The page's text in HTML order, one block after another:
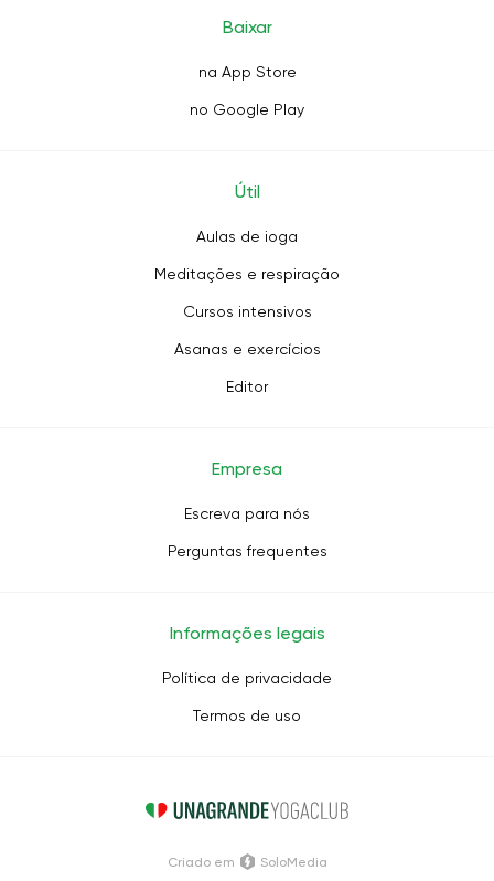
Baixar
na App Store
no Google Play
Útil
Aulas de ioga
Meditações e respiração
Cursos intensivos
Asanas e exercícios
Editor
Empresa
Escreva para nós
Perguntas frequentes
Informações legais
Política de privacidade
Termos de uso
Criado em SoloMedia